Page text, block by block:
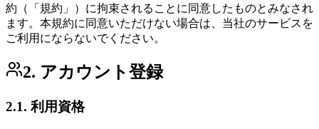
約（「規約」）に拘束されることに同意したものとみなされ
ます。本規約に同意いただけない場合は、当社のサービスを
ご利用にならないでください。
2. アカウント登録
2.1. 利用資格